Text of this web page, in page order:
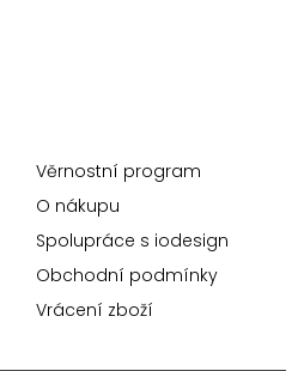
Věrnostní program
O nákupu
Spolupráce s iodesign
Obchodní podmínky
Vrácení zboží